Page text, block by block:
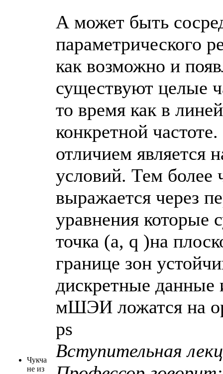
Чукча
не из
А может быть
параметрического
как возможно и
существуют целые
то время как в
конкретной
отличием является
условий. Тем более
выражается через
уравнения которые
точка (a, q )на
границе зон
дискретные данные
мШЭИ ложатся на
ps
Вступительная